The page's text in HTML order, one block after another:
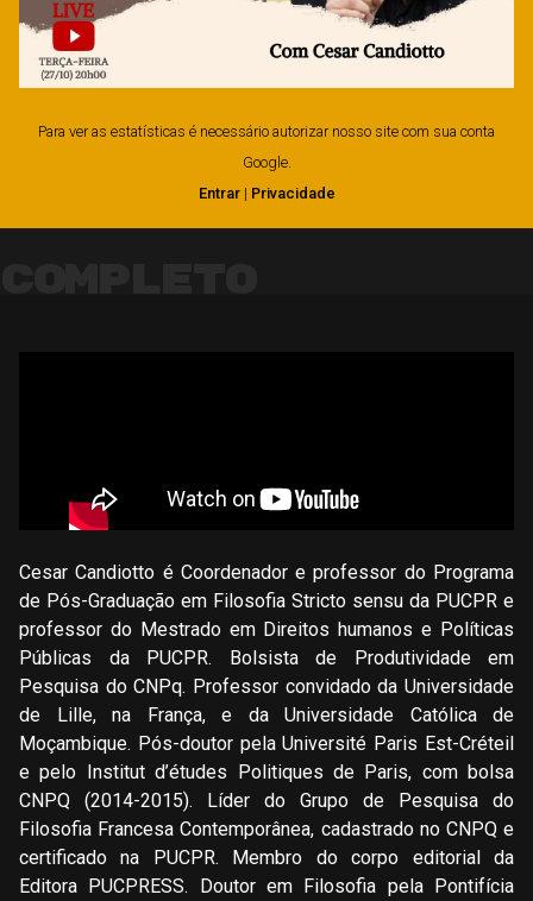
Para ver as estatísticas é necessário autorizar nosso site com sua conta
Google.
Entrar| Privacidade
Cesar Candiotto é Coordenador e professor do Programa
de Pós-Graduação em Filosofia Stricto sensu da PUCPR e
professor do Mestrado em Direitos humanos e Políticas
Públicas da PUCPR. Bolsista de Produtividade em
Pesquisa do CNPq. Professor convidado da Universidade
de Lille, na França, e da Universidade Católica de
Moçambique. Pós-doutor pela Université Paris Est-Créteil
e pelo Institut d’études Politiques de Paris, com bolsa
CNPQ (2014-2015). Líder do Grupo de Pesquisa do
Filosofia Francesa Contemporânea, cadastrado no CNPQ e
certificado na PUCPR. Membro do corpo editorial da
Editora PUCPRESS. Doutor em Filosofia pela Pontifícia